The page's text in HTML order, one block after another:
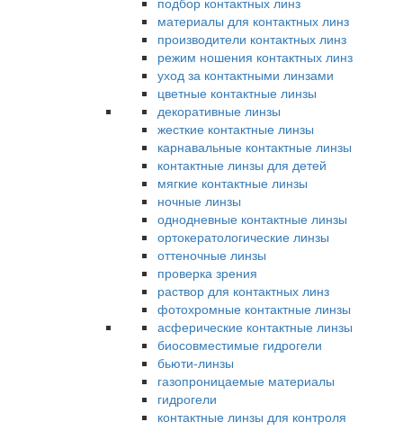
материалы для контактных линз
производители контактных линз
режим ношения контактных линз
уход за контактными линзами
цветные контактные линзы
декоративные линзы
жесткие контактные линзы
карнавальные контактные линзы
контактные линзы для детей
мягкие контактные линзы
ночные линзы
однодневные контактные линзы
ортокератологические линзы
оттеночные линзы
проверка зрения
раствор для контактных линз
фотохромные контактные линзы
асферические контактные линзы
биосовместимые гидрогели
бьюти-линзы
газопроницаемые материалы
гидрогели
контактные линзы для контроля